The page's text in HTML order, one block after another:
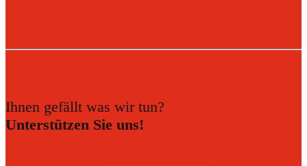
Ihnen gefällt was wir tun?
Unterstützen Sie uns!